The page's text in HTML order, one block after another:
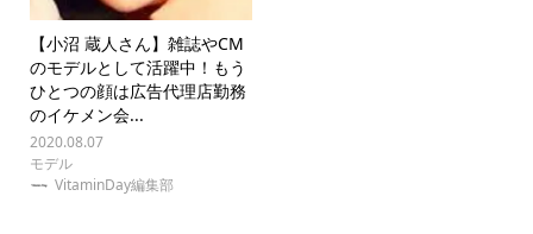
【小沼 蔵人さん】雑誌やCM
のモデルとして活躍中！もう
ひとつの顔は広告代理店勤務
のイケメン会...
2020.08.07
モデル
VitaminDay編集部